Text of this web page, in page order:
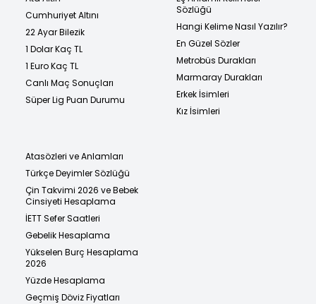
Cumhuriyet Altını
22 Ayar Bilezik
1 Dolar Kaç TL
1 Euro Kaç TL
Canlı Maç Sonuçları
Süper Lig Puan Durumu
Sözlüğü
Hangi Kelime Nasıl Yazılır?
En Güzel Sözler
Metrobüs Durakları
Marmaray Durakları
Erkek İsimleri
Kız İsimleri
Atasözleri ve Anlamları
Türkçe Deyimler Sözlüğü
Çin Takvimi 2026 ve Bebek
Cinsiyeti Hesaplama
İETT Sefer Saatleri
Gebelik Hesaplama
Yükselen Burç Hesaplama
2026
Yüzde Hesaplama
Geçmiş Döviz Fiyatları